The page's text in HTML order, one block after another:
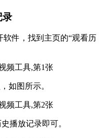
录
件，找到主页的“观看历
如图所示。
播放记录即可。